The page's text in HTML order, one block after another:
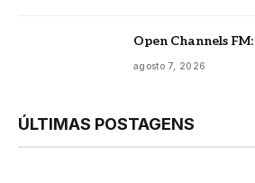
Open Channels
agosto 7, 2026
ÚLTIMAS POSTAGENS